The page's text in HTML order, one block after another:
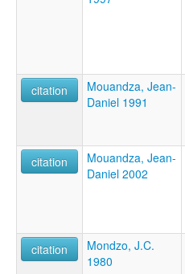
citation
Mouandza, Jean-
Daniel 1991
citation
Mouandza, Jean-
Daniel 2002
citation
Mondzo, J.C.
1980